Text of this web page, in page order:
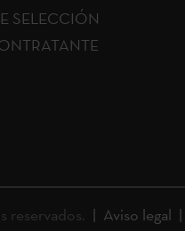
SELECCIÓN
reservados. Aviso legal